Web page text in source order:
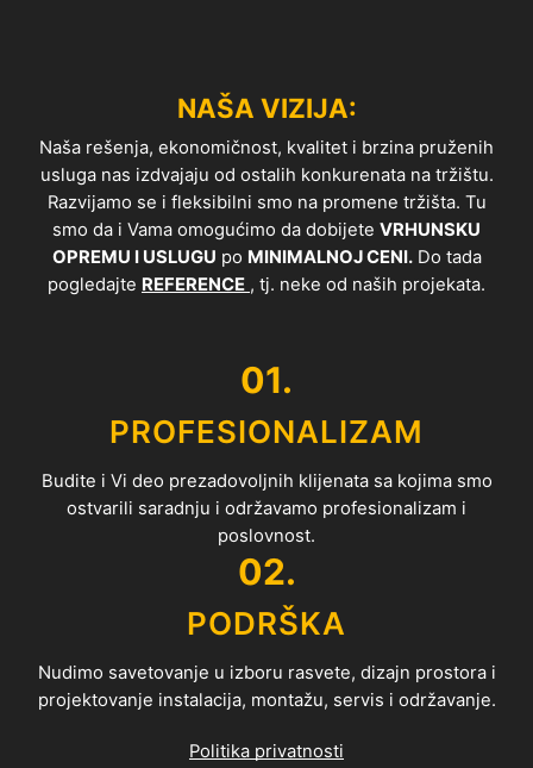
NAŠA VIZIJA:
Naša rešenja, ekonomičnost, kvalitet i brzina pruženih
usluga nas izdvajaju od ostalih konkurenata na tržištu.
Razvijamo se i fleksibilni smo na promene tržišta. Tu
smo da i Vama omogućimo da dobijete VRHUNSKU
OPREMU I USLUGU po MINIMALNOJ CENI.Do tada
pogledajte REFERENCE , tj. neke od naših projekata.
01.
PROFESIONALIZAM
Budite i Vi deo prezadovoljnih klijenata sa kojima smo
ostvarili saradnju i održavamo profesionalizam i
poslovnost.
02.
PODRŠKA
Nudimo savetovanje u izboru rasvete, dizajn prostora i
projektovanje instalacija, montažu, servis i održavanje.
Politika privatnosti